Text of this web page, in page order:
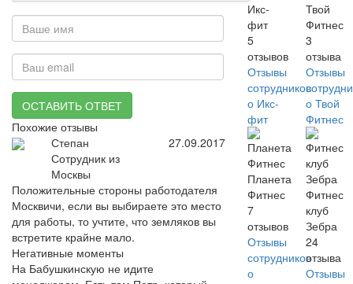
ОСТАВИТЬ ОТВЕТ
Похожие отзывы
Степан
Сотрудник из
Москвы
27.09.2017
Положительные стороны работодателя
Москвичи, если вы выбираете это место
для работы, то учтите, что земляков вы
встретите крайне мало.
Негативные моменты
На Бабушкинскую не идите
Икс-
фит
5
отзывов
Отзывы
сотрудников
о Икс-
фит
Твой
Фитнес
3
отзыва
Отзывы
о Твой
Фитнес
Планета
Фитнес
7
отзывов
Отзывы
сотрудников
о
Фитнес
клуб
Зебра
24
отзыва
Отзывы